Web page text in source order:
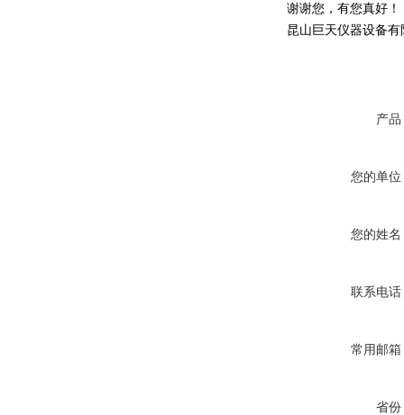
谢谢您，有您真好！
昆山巨天仪器设备
产品
您的单位
您的姓名
联系电话
常用邮箱
省份